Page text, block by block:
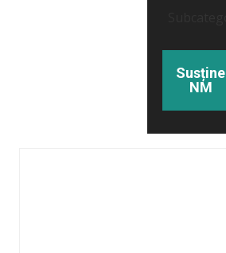
Susține
NM